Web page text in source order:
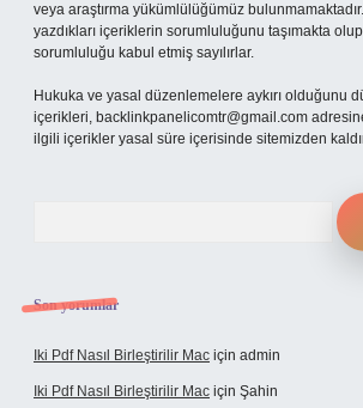
veya araştırma yükümlülüğümüz
yazdıkları içeriklerin sorumluluğunu taşımakta
sorumluluğu kabul etmiş sayılırlar.
Hukuka ve yasal düzenlemelere aykırı olduğunu
içerikleri, backlinkpanelicomtr@gmail.com
ilgili içerikler yasal süre içerisinde sitemizden
Son yorumlar
Iki Pdf Nasıl Birleştirilir Mac için admin
Iki Pdf Nasıl Birleştirilir Mac için Şahin